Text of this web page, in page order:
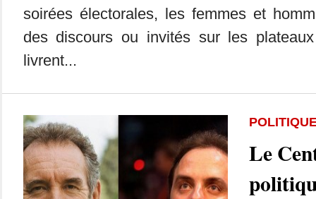
soirées électorales, les femmes et
des discours ou invités sur les
livrent...
Le